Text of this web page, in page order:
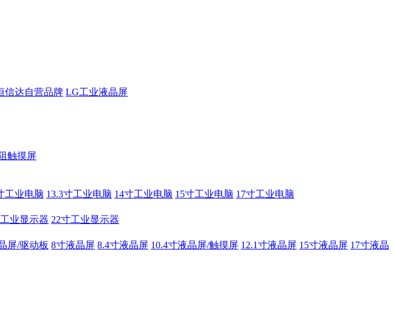
信达自营品牌 LG工业液晶屏
触摸屏
工业电脑 13.3寸工业电脑 14寸工业电脑 15寸工业电脑 17寸工业电脑
业显示器 22寸工业显示器
屏/驱动板 8寸液晶屏 8.4寸液晶屏 10.4寸液晶屏/触摸屏 12.1寸液晶屏 15寸液晶屏 17寸液晶